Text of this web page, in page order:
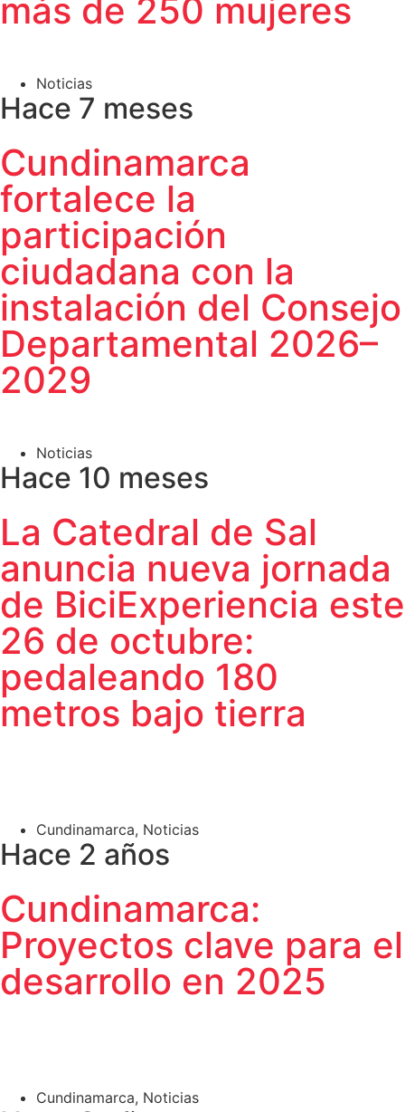
más de 250 mujeres
Noticias
Hace 7 meses
Cundinamarca
fortalece la
participación
ciudadana con la
instalación del Consejo
Departamental 2026–
2029
Noticias
Hace 10 meses
La Catedral de Sal
anuncia nueva jornada
de BiciExperiencia este
26 de octubre:
pedaleando 180
metros bajo tierra
Cundinamarca, Noticias
Hace 2 años
Cundinamarca:
Proyectos clave para el
desarrollo en 2025
Cundinamarca, Noticias